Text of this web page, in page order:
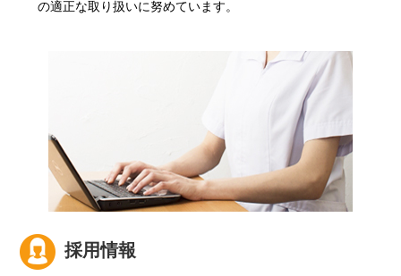
の適正な取り扱いに努めています。
採用情報